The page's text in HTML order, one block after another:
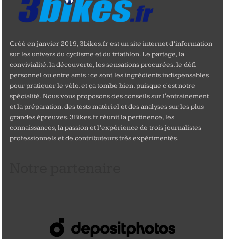
Créé en janvier 2019, 3bikes.fr est un site internet d’information
sur les univers du cyclisme et du triathlon. Le partage, la
convivialité, la découverte, les sensations procurées, le défi
personnel ou entre amis : ce sont les ingrédients indispensables
pour pratiquer le vélo, et ça tombe bien, puisque c'est notre
spécialité. Nous vous proposons des conseils sur l'entrainement
et la préparation, des tests matériel et des analyses sur les plus
grandes épreuves. 3Bikes.fr réunit la pertinence, les
connaissances, la passion et l’expérience de trois journalistes
professionnels et de contributeurs très expérimentés.